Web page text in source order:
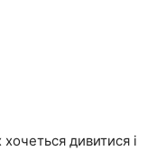
дивитися і